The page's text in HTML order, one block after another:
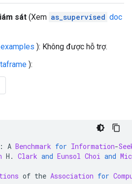
sát (Xem as_supervised doc
): Không được hỗ trợ.
):
: A Benchmark for Information-
H . Clark and Eunsol Choi and
of the Association for